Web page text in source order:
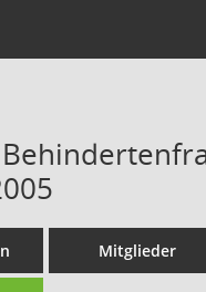
Mitglieder